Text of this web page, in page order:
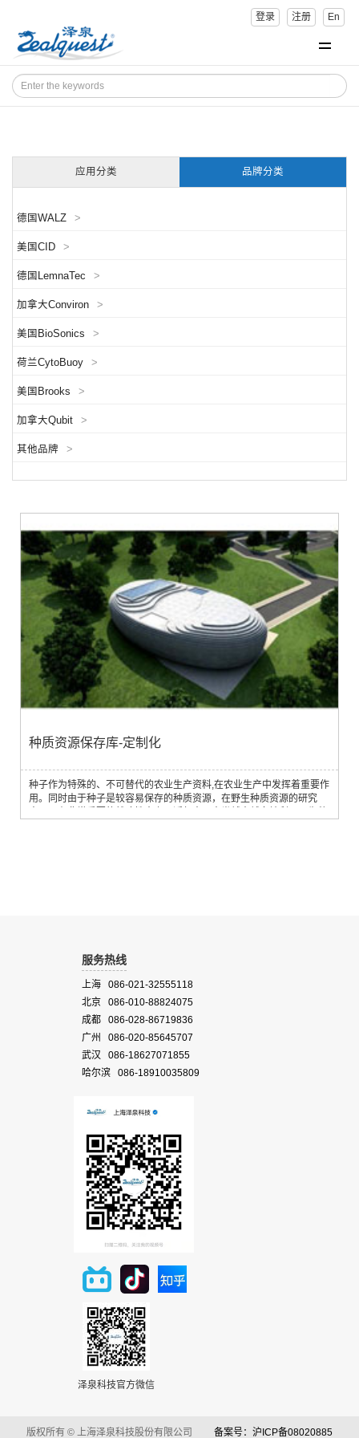
登录 注册 En
应用分类 品牌分类
德国WALZ >
美国CID >
德国LemnaTec >
加拿大Conviron >
美国BioSonics >
荷兰CytoBuoy >
美国Brooks >
加拿大Qubit >
其他品牌 >
种质资源保存库-定制化
种子作为特殊的、不可替代的农业生产资料,在农业生产中发挥着重要作
用。同时由于种子是较容易保存的种质资源，在野生种质资源的研究
服务热线
上海 086-021-32555118
北京 086-010-88824075
成都 086-028-86719836
广州 086-020-85645707
武汉 086-18627071855
哈尔滨 086-18910035809
泽泉科技官方微信
版权所有 © 上海泽泉科技股份有限公司 备案号：沪ICP备08020885